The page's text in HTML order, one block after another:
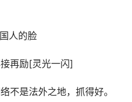
人的脸
再励[灵光一闪]
不是法外之地，抓得好。